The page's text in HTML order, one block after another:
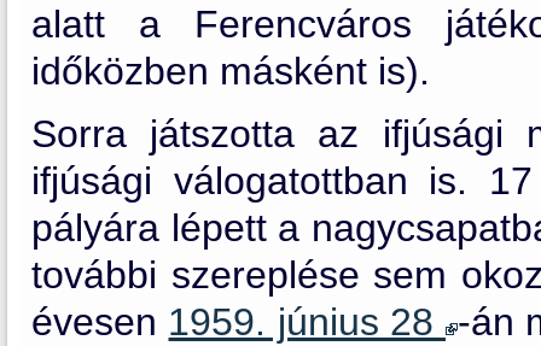
alatt a Ferencváros
időközben másként is).
Sorra játszotta az ifjúsági
ifjúsági válogatottban is.
pályára lépett a
további szereplése sem
évesen 1959. június 28
-án